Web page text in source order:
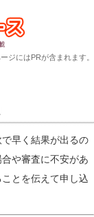
ジにはPRが含まれます。
早く結果が出るの
や審査に不安があ
とを伝えて申し込